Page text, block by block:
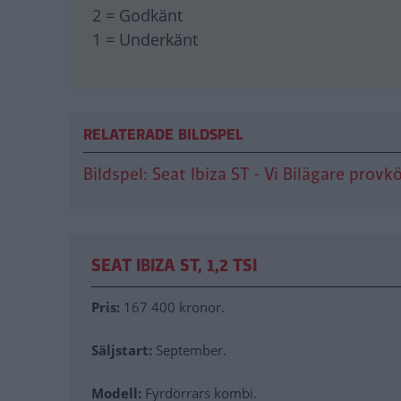
2 = Godkänt
1 = Underkänt
RELATERADE BILDSPEL
Bildspel: Seat Ibiza ST - Vi Bilägare
SEAT IBIZA ST, 1,2 TSI
Pris: 167 400 kronor.
Säljstart: September.
Modell: Fyrdörrars kombi.